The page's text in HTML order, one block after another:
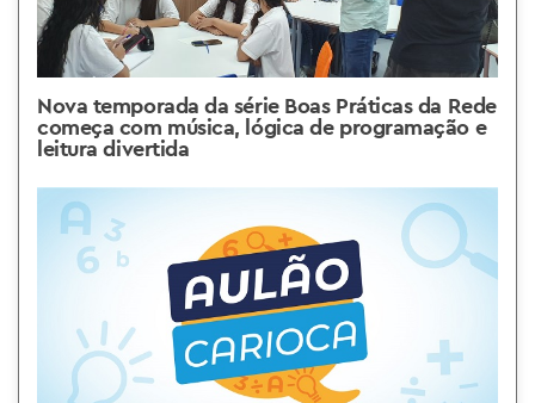
Nova temporada da série Boas Práticas da Rede
começa com música, lógica de programação e
leitura divertida